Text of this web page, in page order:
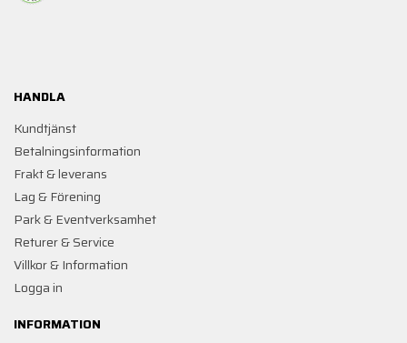
HANDLA
Kundtjänst
Betalningsinformation
Frakt & leverans
Lag & Förening
Park & Eventverksamhet
Returer & Service
Villkor & Information
Logga in
INFORMATION